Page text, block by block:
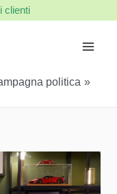
clienti
politica